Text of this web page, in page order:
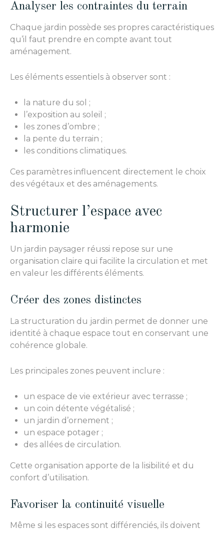
Analyser les contraintes du terrain
Chaque jardin possède ses propres caractéristiques
qu’il faut prendre en compte avant tout
aménagement.
Les éléments essentiels à observer sont :
la nature du sol ;
l’exposition au soleil ;
les zones d’ombre ;
la pente du terrain ;
les conditions climatiques.
Ces paramètres influencent directement le choix
des végétaux et des aménagements.
Structurer l’espace avec
harmonie
Un jardin paysager réussi repose sur une
organisation claire qui facilite la circulation et met
en valeur les différents éléments.
Créer des zones distinctes
La structuration du jardin permet de donner une
identité à chaque espace tout en conservant une
cohérence globale.
Les principales zones peuvent inclure :
un espace de vie extérieur avec terrasse ;
un coin détente végétalisé ;
un jardin d’ornement ;
un espace potager ;
des allées de circulation.
Cette organisation apporte de la lisibilité et du
confort d’utilisation.
Favoriser la continuité visuelle
Même si les espaces sont différenciés, ils doivent